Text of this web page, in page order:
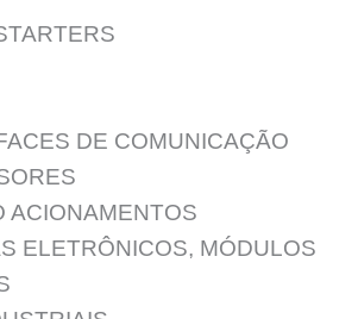
DE COMUNICAÇÃO
ACIONAMENTOS
ELETRÔNICOS, MÓDULOS